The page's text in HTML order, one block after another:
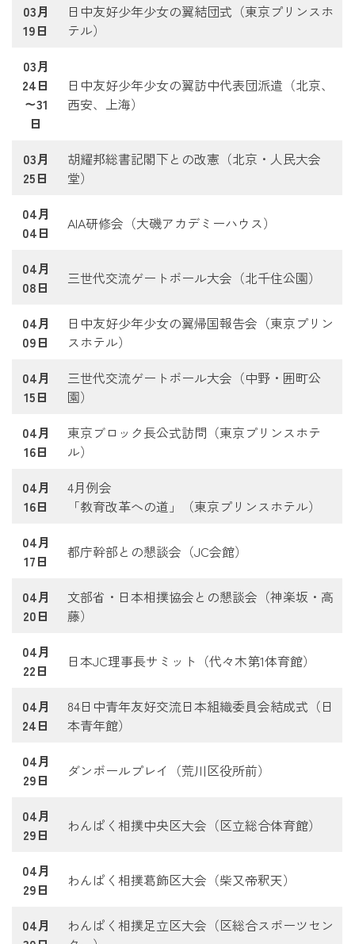
03月
19日
日中友好少年少女の翼結団式（東京プリンスホ
テル）
03月
24日
～31
日
日中友好少年少女の翼訪中代表団派遣（北京、
西安、上海）
03月
25日
胡耀邦総書記閣下との改憲（北京・人民大会
堂）
04月
04日
AIA研修会（大磯アカデミーハウス）
04月
08日
三世代交流ゲートボール大会（北千住公園）
04月
09日
日中友好少年少女の翼帰国報告会（東京プリン
スホテル）
04月
15日
三世代交流ゲートボール大会（中野・囲町公
園）
04月
16日
東京ブロック長公式訪問（東京プリンスホテ
ル）
04月
16日
4月例会
「教育改革への道」（東京プリンスホテル）
04月
17日
都庁幹部との懇談会（JC会館）
04月
20日
文部省・日本相撲協会との懇談会（神楽坂・高
藤）
04月
22日
日本JC理事長サミット（代々木第1体育館）
04月
24日
84日中青年友好交流日本組織委員会結成式（日
本青年館）
04月
29日
ダンボールプレイ（荒川区役所前）
04月
29日
わんぱく相撲中央区大会（区立総合体育館）
04月
29日
わんぱく相撲葛飾区大会（柴又帝釈天）
04月
わんぱく相撲足立区大会（区総合スポーツセン